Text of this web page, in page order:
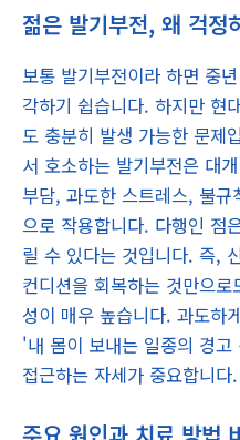
젊은 발기부전, 왜 걱정
보통 발기부전이라 하면 중
각하기 쉽습니다. 하지만 현
도 충분히 발생 가능한 문제
서 호소하는 발기부전은 대
부담, 과도한 스트레스, 불
으로 작용합니다. 다행인 점
릴 수 있다는 것입니다. 즉,
컨디션을 회복하는 것만으
성이 매우 높습니다. 과도하
'내 몸이 보내는 일종의 경
접근하는 자세가 중요합니다.